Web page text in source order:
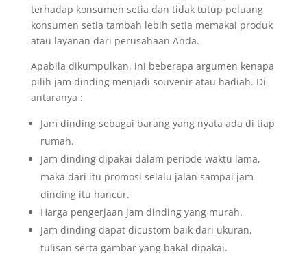
terhadap konsumen setia dan tidak tutup peluang
konsumen setia tambah lebih setia memakai produk
atau layanan dari perusahaan Anda.
Apabila dikumpulkan, ini beberapa argumen kenapa
pilih jam dinding menjadi souvenir atau hadiah. Di
antaranya :
Jam dinding sebagai barang yang nyata ada di tiap
rumah.
Jam dinding dipakai dalam periode waktu lama,
maka dari itu promosi selalu jalan sampai jam
dinding itu hancur.
Harga pengerjaan jam dinding yang murah.
Jam dinding dapat dicustom baik dari ukuran,
tulisan serta gambar yang bakal dipakai.